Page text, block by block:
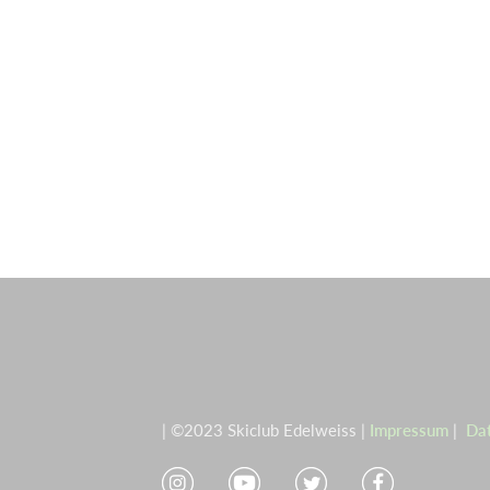
| ©2023 Skiclub Edelweiss | Impressum